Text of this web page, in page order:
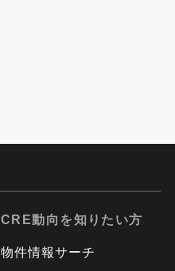
CRE動向を知りたい方
物件情報サーチ